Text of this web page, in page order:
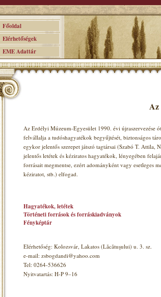
Főoldal
Elérhetőségek
EME Adattár
Az Erdélyi Múzeum-Egyesület 1990. évi újraszervezése
felvállalja a tudóshagyatékok begyűjtését, biztonságos
egykor jelentős szerepet játszó tagtársai (Szabó T. Attila,
jelentős letétek és kéziratos hagyatékok, lényegében
forrásait megmentse, ezért adományként vagy esetleges
kéziratot, stb.) elfogad.
Hagyatékok, letétek
Történeti források és forráskiadványok
Fényképtár
Elérhetőség: Kolozsvár, Lakatos (Lăcătuşului) u. 3. sz.
e-mail: zsbogdandi@yahoo.com
Tel: 0264-536626
Nyitvatartás: H-P 9–16